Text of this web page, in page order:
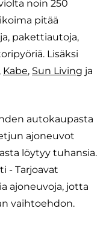
noin 250
pitää
pakettiautoja,
Lisäksi
, Kabe, Sun Living ja
autokaupasta
ajoneuvot
löytyy tuhansia.
- Tarjoavat
ajoneuvoja, jotta
vaihtoehdon.